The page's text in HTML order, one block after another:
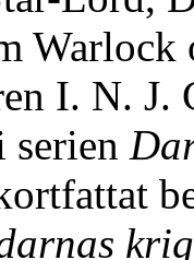
I. N. J.
serien
krig